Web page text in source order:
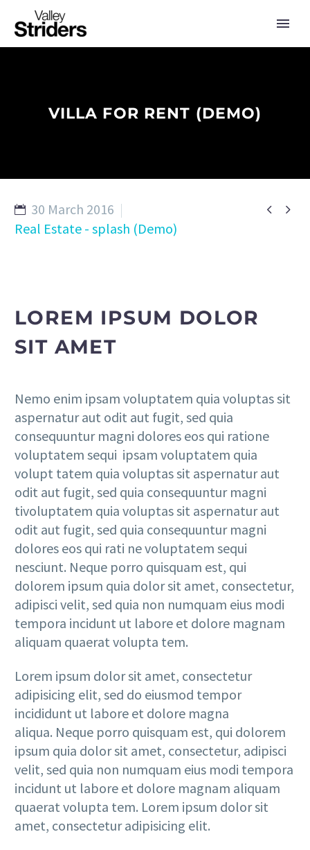
VILLA FOR RENT (DEMO)
 
30 March 2016
Real Estate - splash (Demo)
LOREM IPSUM DOLOR
SIT AMET
Nemo enim ipsam voluptatem quia voluptas sit
aspernatur aut odit aut fugit, sed quia
consequuntur magni dolores eos qui ratione
voluptatem sequi ipsam voluptatem quia
volupt tatem quia voluptas sit aspernatur aut
odit aut fugit, sed quia consequuntur magni
tivoluptatem quia voluptas sit aspernatur aut
odit aut fugit, sed quia consequuntur magni
dolores eos qui rati ne voluptatem sequi
nesciunt. Neque porro quisquam est, qui
dolorem ipsum quia dolor sit amet, consectetur,
adipisci velit, sed quia non numquam eius modi
tempora incidunt ut labore et dolore magnam
aliquam quaerat volupta tem.
Lorem ipsum dolor sit amet, consectetur
adipisicing elit, sed do eiusmod tempor
incididunt ut labore et dolore magna
aliqua. Neque porro quisquam est, qui dolorem
ipsum quia dolor sit amet, consectetur, adipisci
velit, sed quia non numquam eius modi tempora
incidunt ut labore et dolore magnam aliquam
quaerat volupta tem. Lorem ipsum dolor sit
amet, consectetur adipisicing elit.